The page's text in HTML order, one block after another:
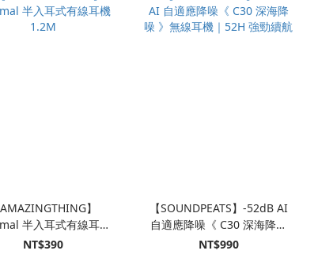
】
半入耳式有線耳機
1.2M
NT$390
【SOUNDPEATS】-52dB AI
自適應降噪《 C30 深海降噪
》無線耳機｜52H 強勁續航
NT$990